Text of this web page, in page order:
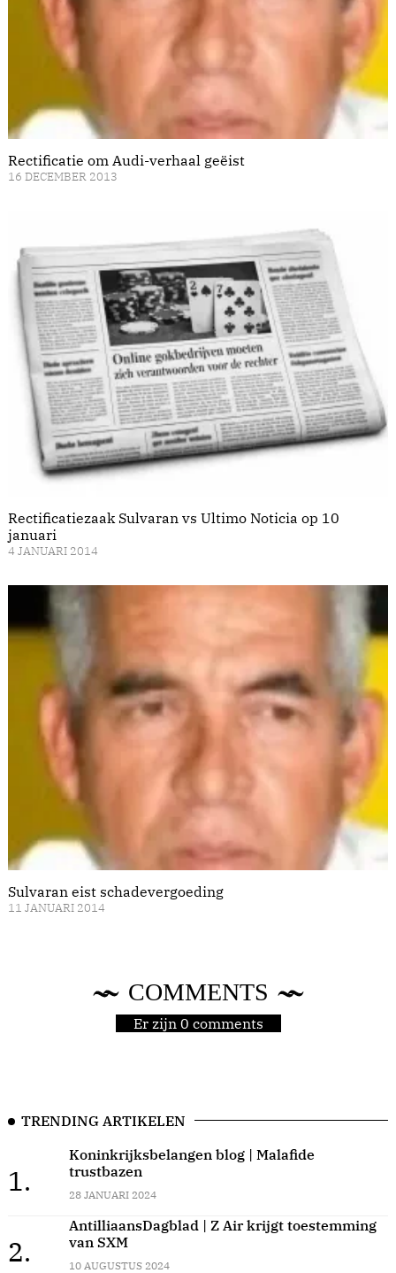
Rectificatie om Audi-verhaal geëist
16 DECEMBER 2013
Rectificatiezaak Sulvaran vs Ultimo Noticia op 10
januari
4 JANUARI 2014
Sulvaran eist schadevergoeding
11 JANUARI 2014
COMMENTS
Er zijn 0 comments
TRENDING ARTIKELEN
1.
Koninkrijksbelangen blog | Malafide
trustbazen
28 JANUARI 2024
2.
AntilliaansDagblad | Z Air krijgt toestemming
van SXM
10 AUGUSTUS 2024